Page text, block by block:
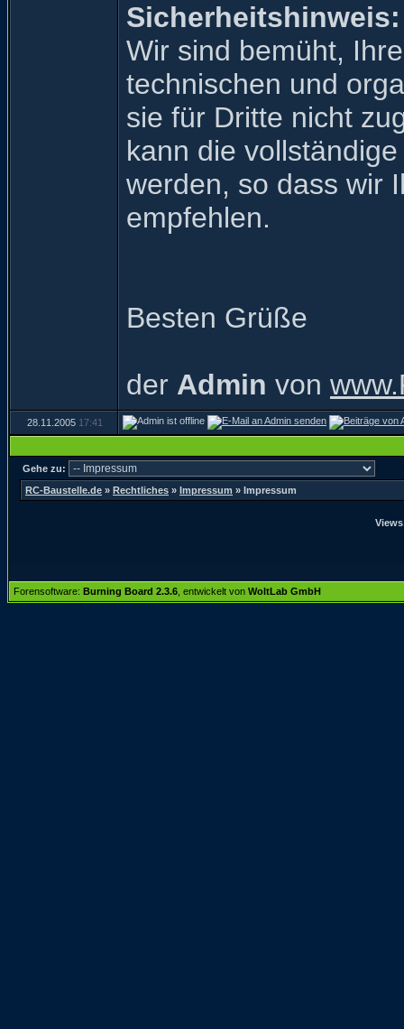
Sicherheitshinweis:
Wir sind bemüht,
technischen und
sie für Dritte nicht
kann die
werden, so dass wir
empfehlen.
Besten Grüße
der Admin von
28.11.2005 17:41
Gehe zu:
RC-Baustelle.de » Rechtliches » Impressum » Impressum
Forensoftware: Burning Board 2.3.6 , entwickelt von WoltLab GmbH